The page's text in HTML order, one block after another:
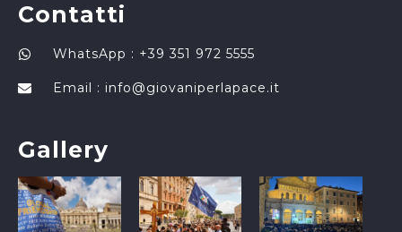
Contatti
WhatsApp : +39 351 972 5555
Email : info@giovaniperlapace.it
Gallery